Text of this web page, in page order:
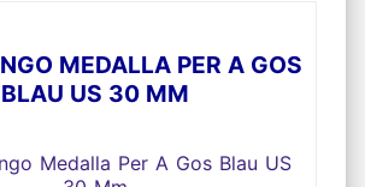
MEDALLA PER A GOS
BLAU US 30 MM